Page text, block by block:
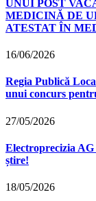
UNUI POST
MEDICINĂ DE
ATESTAT ÎN
16/06/2026
Regia Publică
unui concurs
27/05/2026
Electroprecizia
știre!
18/05/2026